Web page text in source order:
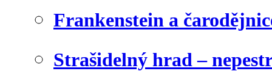
Frankenstein a
Strašidelný hrad –